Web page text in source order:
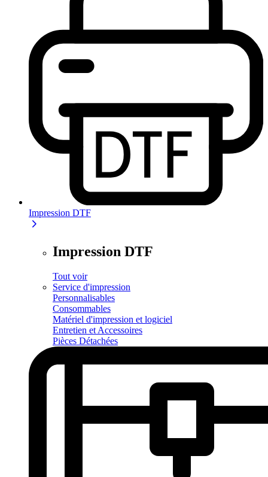
Impression DTF
Impression DTF
Tout voir
Service d'impression
Personnalisables
Consommables
Matériel d'impression et logiciel
Entretien et Accessoires
Pièces Détachées